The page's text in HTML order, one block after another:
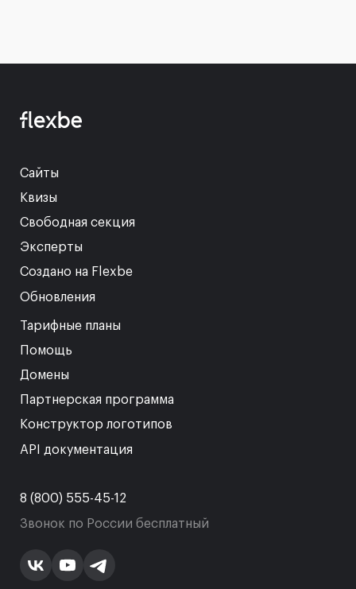
Тарифные планы
Помощь
Домены
Партнерская программа
Конструктор логотипов
API документация
Сайты
Квизы
Свободная секция
Эксперты
Создано на Flexbe
Обновления
Звонок по России бесплатный
8 (800) 555-45-12